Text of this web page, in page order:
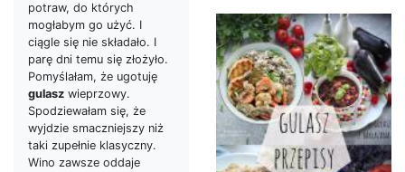
potraw, do których
mogłabym go użyć. I
ciągle się nie składało. I
parę dni temu się złożyło.
Pomyślałam, że ugotuję
gulasz wieprzowy.
Spodziewałam się, że
wyjdzie smaczniejszy niż
taki zupełnie klasyczny.
Wino zawsze oddaje